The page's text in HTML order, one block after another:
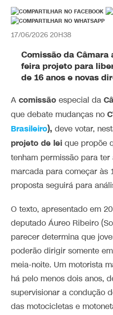
17/06/2026 20H38
Comissão da
feira projeto para
de 16 anos e novas
Acomissão especial da
que debate mudanças no
Brasileiro), deve votar,
projeto de lei que propõe
tenham permissão para
marcada para começar às
proposta seguirá para
O texto, apresentado em
deputado Áureo Ribeiro
parecer determina que
poderão dirigir somente
meia-noite. Um motorista
há pelo menos dois anos,
supervisionar a condução
das motocicletas e